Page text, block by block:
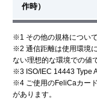
作時）
※1 その他の規格について
※2 通信距離は使用環境
ない理想的な環境での値
※3 ISO/IEC 14443 Type A
※4 ご使用のFeliCaカー
があります。